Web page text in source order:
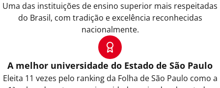
Uma das instituições de ensino superior mais respeitadas
do Brasil, com tradição e excelência reconhecidas
nacionalmente.
A melhor universidade do Estado de São Paulo
Eleita 11 vezes pelo ranking da Folha de São Paulo como a